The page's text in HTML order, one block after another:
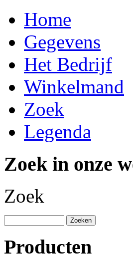
Home
Gegevens
Het Bedrijf
Winkelmand
Zoek
Legenda
Zoek in onze
Zoek
Producten